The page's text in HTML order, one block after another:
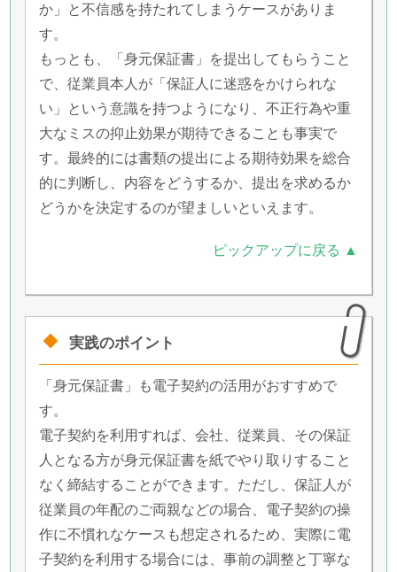
か」と不信感を持たれてしまうケースがありま
す。
もっとも、「身元保証書」を提出してもらうこと
で、従業員本人が「保証人に迷惑をかけられな
い」という意識を持つようになり、不正行為や重
大なミスの抑止効果が期待できることも事実で
す。最終的には書類の提出による期待効果を総合
的に判断し、内容をどうするか、提出を求めるか
どうかを決定するのが望ましいといえます。
ピックアップに戻る ▲
実践のポイント
「身元保証書」も電子契約の活用がおすすめで
す。
電子契約を利用すれば、会社、従業員、その保証
人となる方が身元保証書を紙でやり取りすること
なく締結することができます。ただし、保証人が
従業員の年配のご両親などの場合、電子契約の操
作に不慣れなケースも想定されるため、実際に電
子契約を利用する場合には、事前の調整と丁寧な